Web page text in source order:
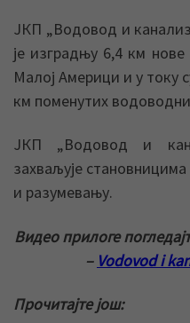
ЈКП „Водовод и
је изградњу 6,4 км
Малој Америци и у току
км поменутих
ЈКП „Водовод и
захваљује
и разумевању.
Видео прилоге
– Vodovod i
Прочитајте још: